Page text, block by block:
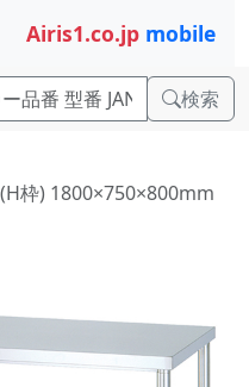
Airis1.co.jp mobile
検索
枠) 1800×750×800mm